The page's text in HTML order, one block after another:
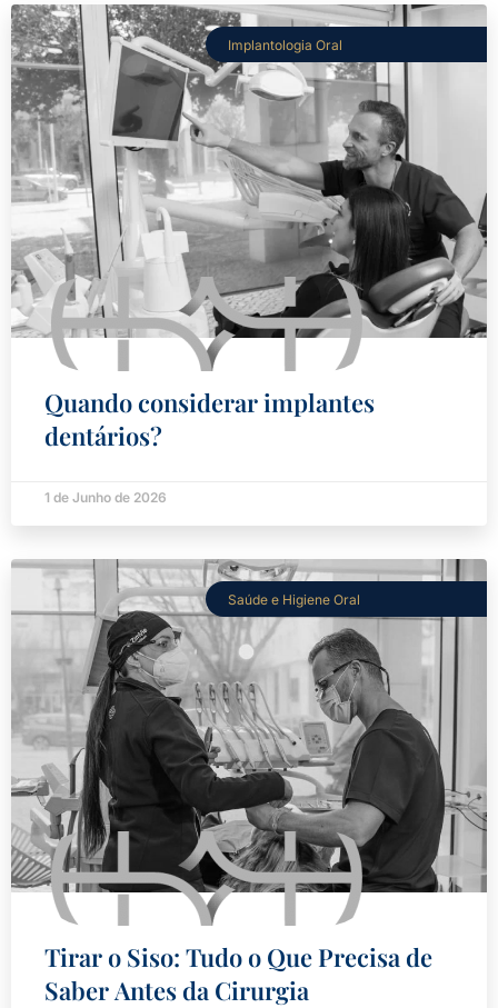
Implantologia Oral
Quando considerar implantes
dentários?
1 de Junho de 2026
Saúde e Higiene Oral
Tirar o Siso: Tudo o Que Precisa de
Saber Antes da Cirurgia